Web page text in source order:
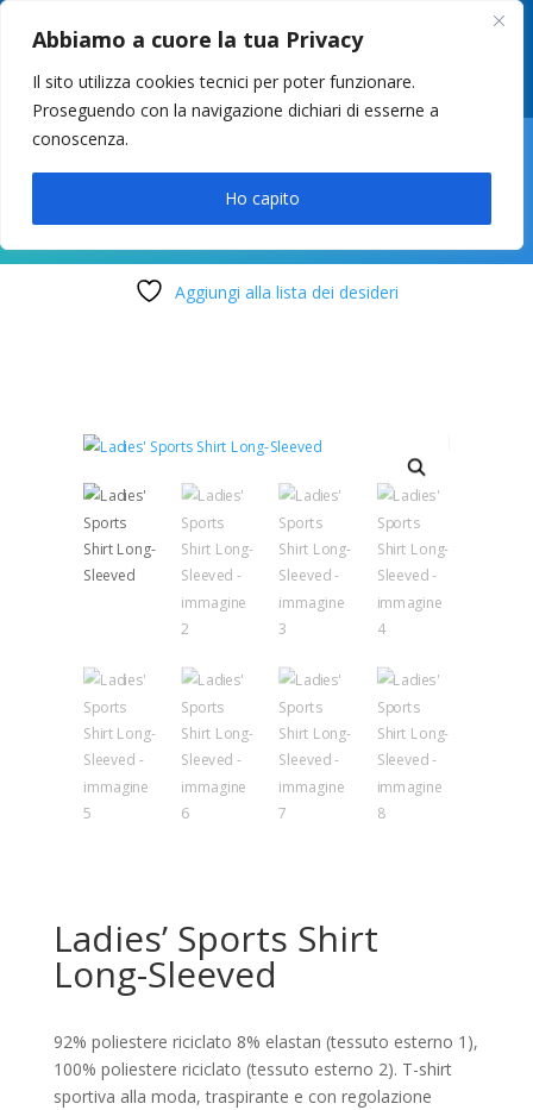
Abbiamo a cuore la tua Privacy
Il sito utilizza cookies tecnici per poter funzionare.
Proseguendo con la navigazione dichiari di esserne a
conoscenza.
Ho capito
049 8627946 –info@cstosetto.it
LUN-VEN 9-12 / 14:30-17
Aggiungi alla lista dei desideri
Ladies’ Sports Shirt
Long-Sleeved
92% poliestere riciclato 8% elastan (tessuto esterno 1),
100% poliestere riciclato (tessuto esterno 2). T-shirt
sportiva alla moda, traspirante e con regolazione